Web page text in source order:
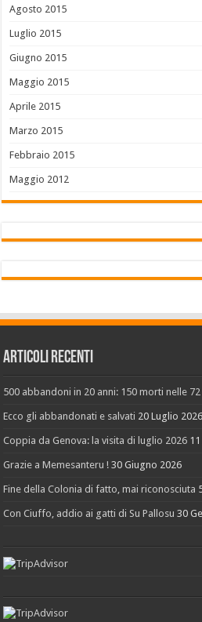
Agosto 2015
Luglio 2015
Giugno 2015
Maggio 2015
Aprile 2015
Marzo 2015
Febbraio 2015
Maggio 2012
Articoli recenti
500 abbandoni in 20 anni: 150 morti nelle
Ecco gli abbandonati e salvati 20 Luglio 2026
Coppia da Genova: la visita di luglio 2026
Grazie a Memesanteru ! 30 Giugno 2026
Fine della Colonia di fatto, mai riconosciuta
Con Ciuffo, addio ai gatti di Su Pallosu 30